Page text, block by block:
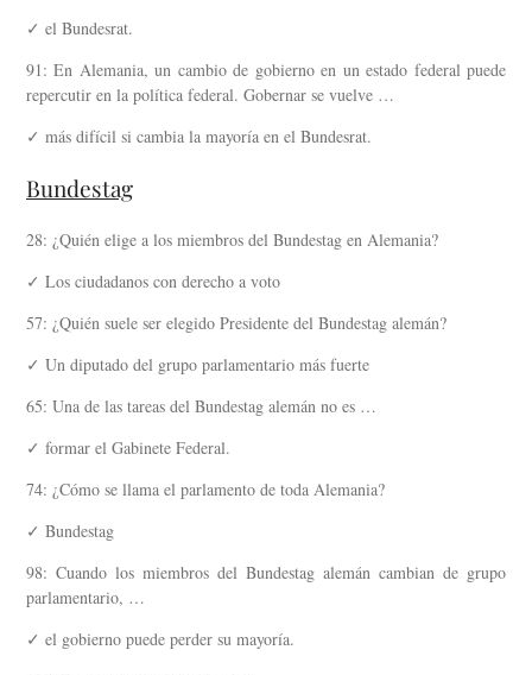
✓ el Bundesrat.
91: En Alemania, un cambio de gobierno en un estado federal puede
repercutir en la política federal. Gobernar se vuelve …
✓ más difícil si cambia la mayoría en el Bundesrat.
Bundestag
28: ¿Quién elige a los miembros del Bundestag en Alemania?
✓ Los ciudadanos con derecho a voto
57: ¿Quién suele ser elegido Presidente del Bundestag alemán?
✓ Un diputado del grupo parlamentario más fuerte
65: Una de las tareas del Bundestag alemán no es …
✓ formar el Gabinete Federal.
74: ¿Cómo se llama el parlamento de toda Alemania?
✓ Bundestag
98: Cuando los miembros del Bundestag alemán cambian de grupo
parlamentario, …
✓ el gobierno puede perder su mayoría.